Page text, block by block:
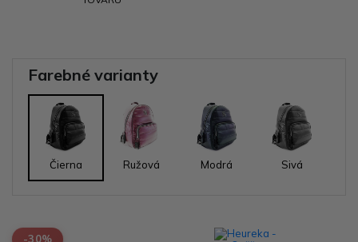
Farebné varianty
Čierna Ružová Modrá Sivá
-30%